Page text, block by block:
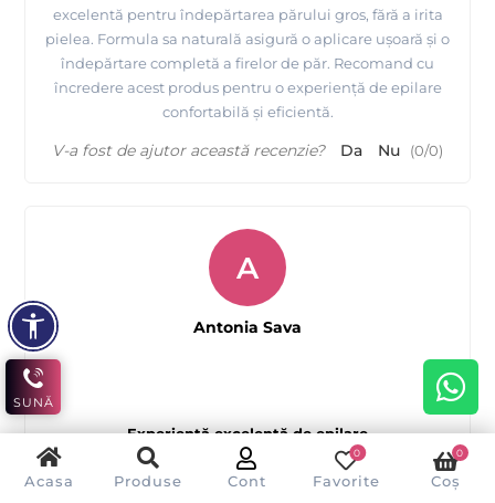
Acasa Produse Cont Favorite
0
Coș
0
excelentă pentru îndepărtarea părului gros, fără a irita
pielea. Formula sa naturală asigură o aplicare ușoară și o
îndepărtare completă a firelor de păr. Recomand cu
încredere acest produs pentru o experiență de epilare
confortabilă și eficientă.
V-a fost de ajutor această recenzie? Da Nu (0/0)
Experiență excelentă de epilare
A
Antonia Sava
SUNĂ